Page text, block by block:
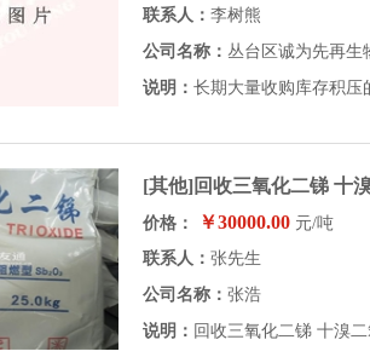
联系人： 李树熊
公司名称： 丛台区诚为先再生
说明： 长期大量收购库存积压
[其他]回收三氧化二锑 十
价格： ￥30000.00 元/吨
联系人： 张先生
公司名称： 张浩
说明： 回收三氧化二锑 十溴